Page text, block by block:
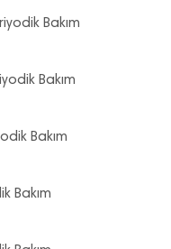
Bakım
Bakım
Bakım
Bakım